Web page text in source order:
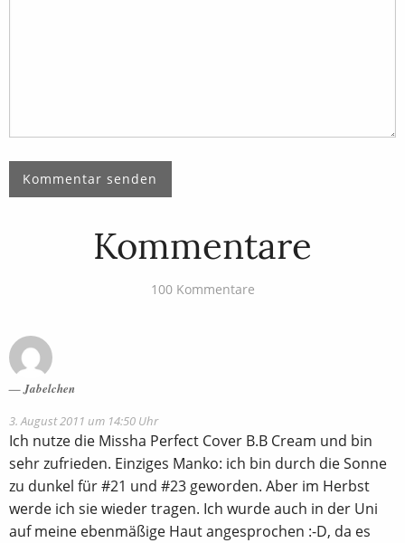
Kommentare
100 Kommentare
Jabelchen
3. August 2011 um 14:50 Uhr
Ich nutze die Missha Perfect Cover B.B Cream‏ und bin
sehr zufrieden. Einziges Manko: ich bin durch die Sonne
zu dunkel für #21 und #23 geworden. Aber im Herbst
werde ich sie wieder tragen. Ich wurde auch in der Uni
auf meine ebenmäßige Haut angesprochen :-D, da es